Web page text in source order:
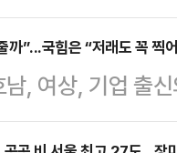
령 주재 비상경제
대통령은 전통시
고 있다. 국무총
적이라는 평가다
까”...국힘은 “저래도 꼭 찍
, 여상, 기업 출
가할, 다른 유력